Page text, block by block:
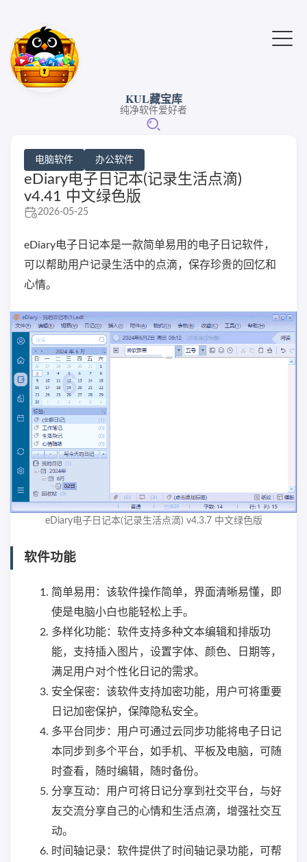
KUL藏宝库
纯净软件爱好者
电脑软件 办公软件
eDiary电子日记本(记录生活点滴)
v4.41 中文绿色版
2026-05-25
eDiary电子日记本是一款简单易用的电子日记软件，
可以帮助用户记录生活中的点滴，保存珍贵的回忆和
心情。
eDiary电子日记本(记录生活点滴) v4.3.7 中文绿色版
软件功能
简单易用：该软件操作简单，界面清晰易懂，即
使是电脑小白也能轻松上手。
多样化功能：软件支持多种文本编辑和排版功
能，支持插入图片，设置字体、颜色、日期等，
满足用户对个性化日记的需求。
安全保密：该软件支持加密功能，用户可将重要
日记加密保护，保障隐私安全。
多平台同步：用户可通过云同步功能将电子日记
本同步到多个平台，如手机、平板及电脑，可随
时查看，随时编辑，随时备份。
分享互动：用户可将日记分享到社交平台，与好
友交流分享自己的心情和生活点滴，增强社交互
动。
时间轴记录：软件提供了时间轴记录功能，可帮